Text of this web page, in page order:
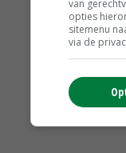
van
opties
sitemenu
via de